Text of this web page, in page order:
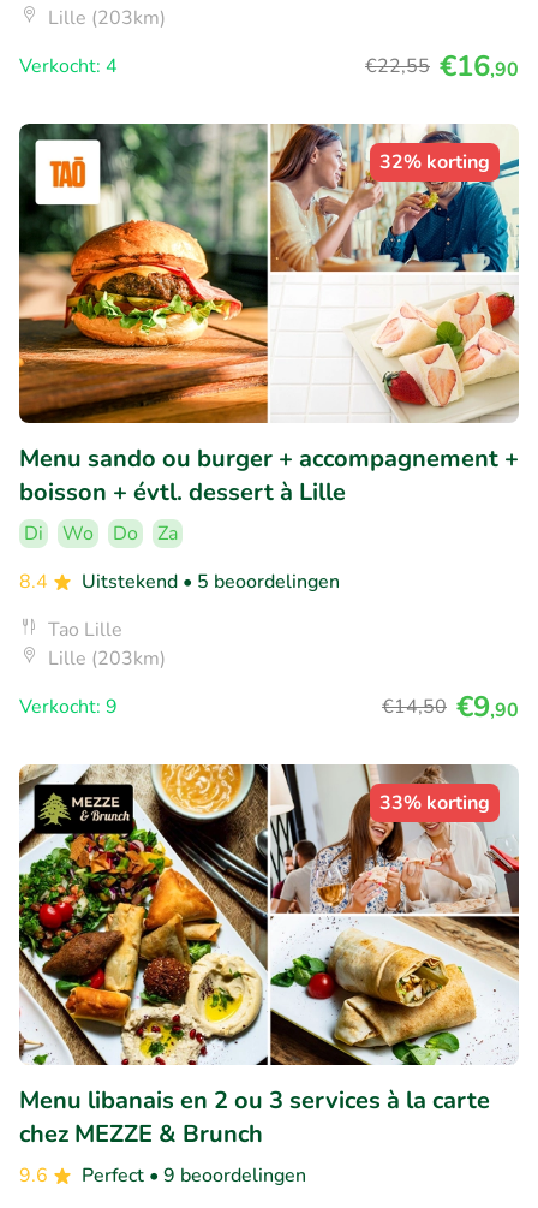
Lille (203km)
Verkocht: 4
€22,55 €16,90
32% korting
Menu sando ou burger + accompagnement +
boisson + évtl. dessert à Lille
Di Wo Do
Za
8.4
Uitstekend • 5 beoordelingen
Tao Lille
Lille (203km)
Verkocht: 9
€14,50 €9,90
33% korting
Menu libanais en 2 ou 3 services à la carte
chez MEZZE & Brunch
9.6 Perfect • 9 beoordelingen